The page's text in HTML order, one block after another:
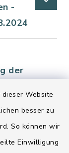
Website
besser zu
So können wir
Einwilligung
-
der